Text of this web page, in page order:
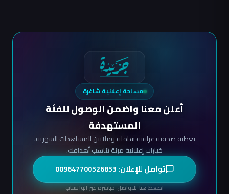
مساحة إعلانية شاغرة
أعلن معنا واضمن الوصول للفئة
المستهدفة
تغطية صحفية عراقية شاملة وملايين المشاهدات الشهرية.
خيارات إعلانية مرنة تناسب أهدافك.
تواصل للإعلان: 009647700526853
اضغط هنا للتواصل مباشرة عبر الواتساب